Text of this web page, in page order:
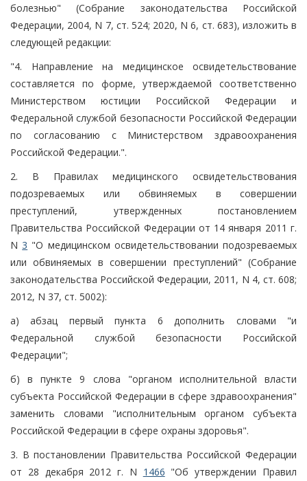
болезнью" (Собрание законодательства Российской
Федерации, 2004, N 7, ст. 524; 2020, N 6, ст. 683), изложить в
следующей редакции:
"4. Направление на медицинское освидетельствование
составляется по форме, утверждаемой соответственно
Министерством юстиции Российской Федерации и
Федеральной службой безопасности Российской Федерации
по согласованию с Министерством здравоохранения
Российской Федерации.".
2. В Правилах медицинского освидетельствования
подозреваемых или обвиняемых в совершении
преступлений, утвержденных постановлением
Правительства Российской Федерации от 14 января 2011 г.
N3 "О медицинском освидетельствовании подозреваемых
или обвиняемых в совершении преступлений" (Собрание
законодательства Российской Федерации, 2011, N 4, ст. 608;
2012, N 37, ст. 5002):
а) абзац первый пункта 6 дополнить словами "и
Федеральной службой безопасности Российской
Федерации";
б) в пункте 9 слова "органом исполнительной власти
субъекта Российской Федерации в сфере здравоохранения"
заменить словами "исполнительным органом субъекта
Российской Федерации в сфере охраны здоровья".
3. В постановлении Правительства Российской Федерации
от 28 декабря 2012 г. N 1466 "Об утверждении Правил